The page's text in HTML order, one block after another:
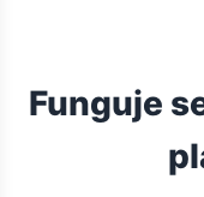
Funguje